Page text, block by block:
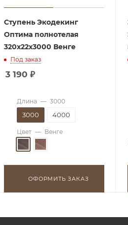
Ступень Экодекинг
Оптима полнотелая
320х22х3000 Венге
Под заказ
3 190 ₽
Длина — 3000
3000 4000
Цвет — Венге
ОФОРМИТЬ ЗАКАЗ